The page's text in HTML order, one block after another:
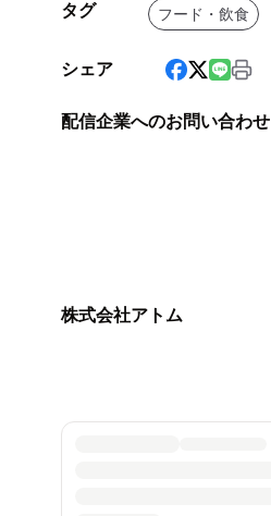
タグ フード・飲食
シェア
配信企業へのお問い合わせ
株式会社アトム